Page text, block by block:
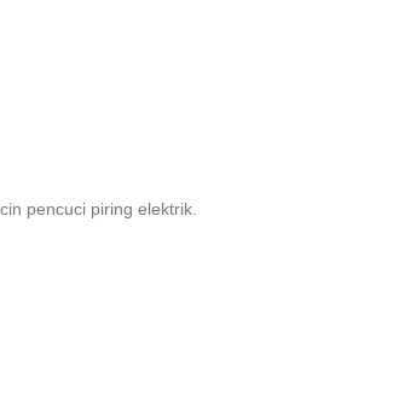
pencuci piring elektrik.